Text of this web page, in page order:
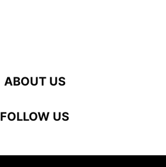
ABOUT US
FOLLOW US